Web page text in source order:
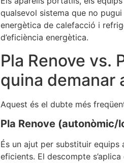
qualsevol sistema que no
energètica de calefacció i
d’eficiència energètica.
Pla Renove vs.
quina demanar
Aquest és el dubte més
Pla Renove (autonòmic/
És un ajut per substituir equips
eficients. El descompte